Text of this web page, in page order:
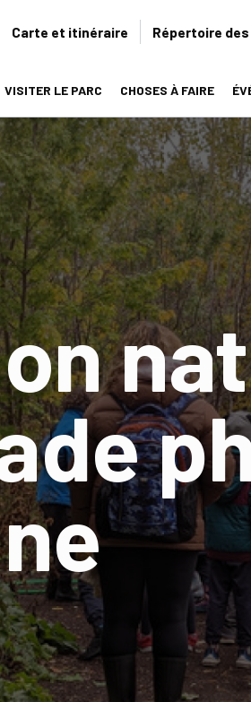
Secondary
navigation
Carte et itinéraire Répertoire
VISITER LE PARC CHOSES À FAIRE